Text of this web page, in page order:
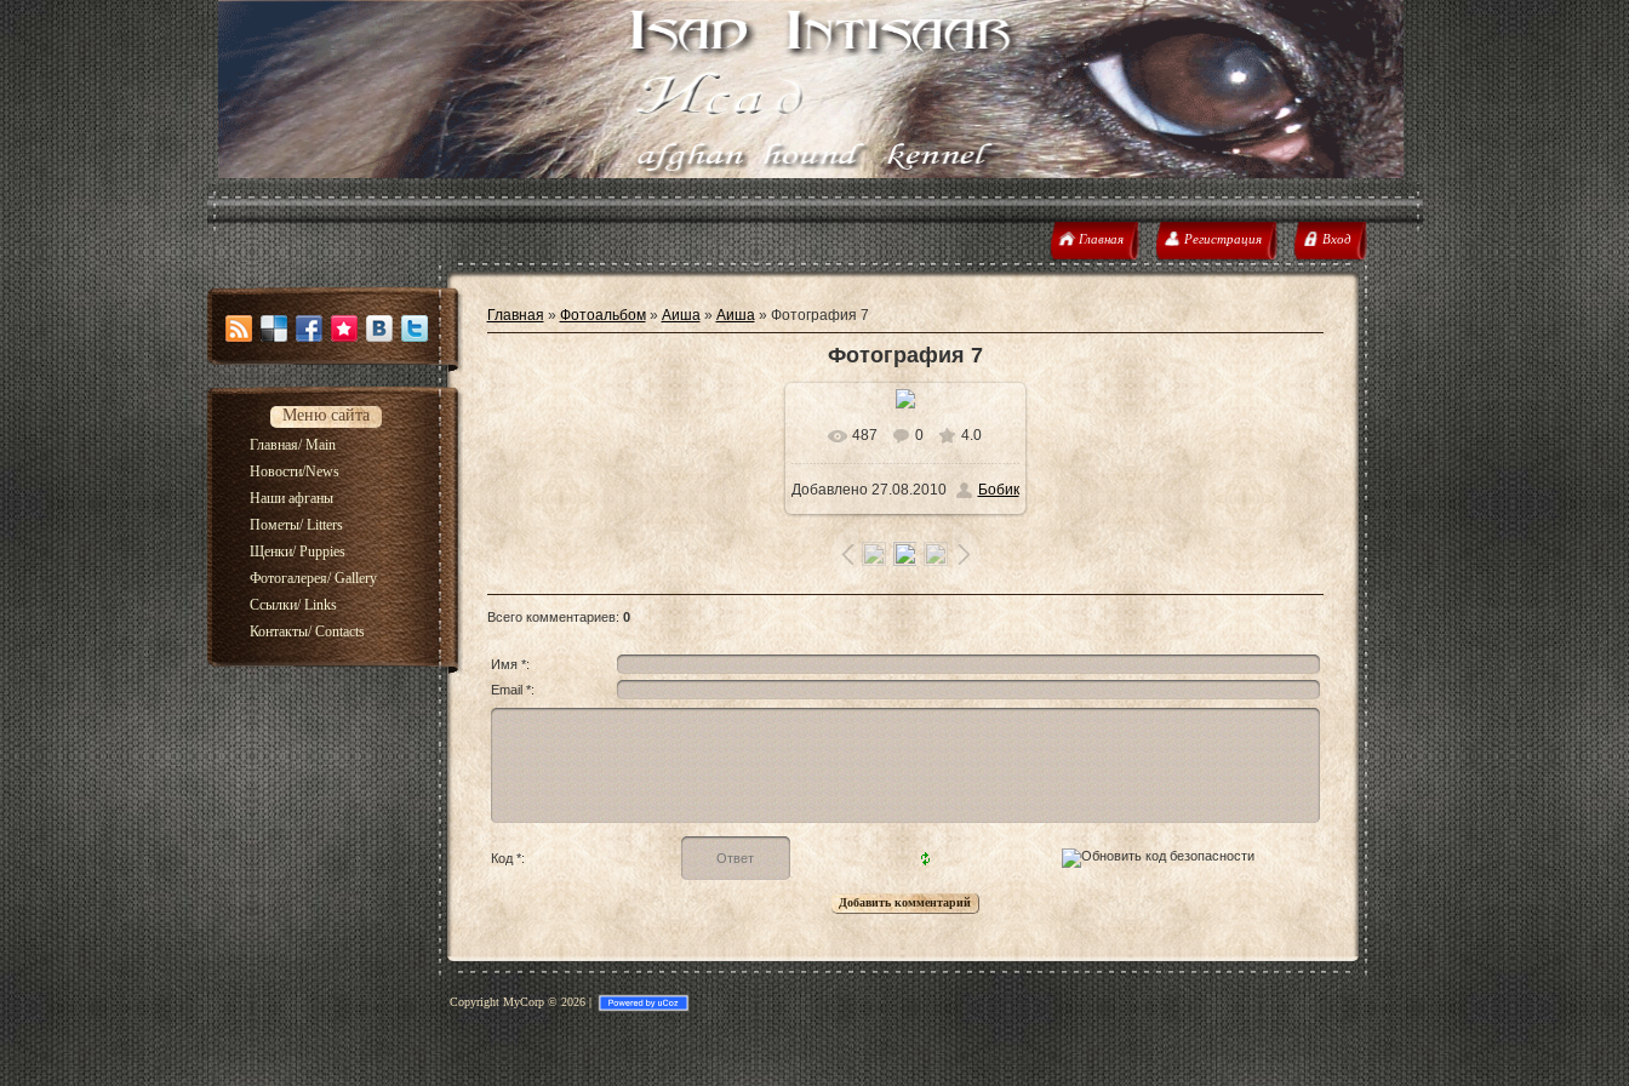
Главная Регистрация Вход
Меню сайта
Главная/ Main
Новости/News
Наши афганы
Пометы/ Litters
Щенки/ Puppies
Фотогалерея/ Gallery
Ссылки/ Links
Контакты/ Contacts
Главная » Фотоальбом» Аиша» Аиша» Фотография 7
Фотография 7
В реальном размере
1600x1200/ 198.0Kb
487 0 4.0
Добавлено27.08.2010 Бобик
Всего комментариев: 0
Имя *:
Email *:
Код *:
Copyright MyCorp © 2026|